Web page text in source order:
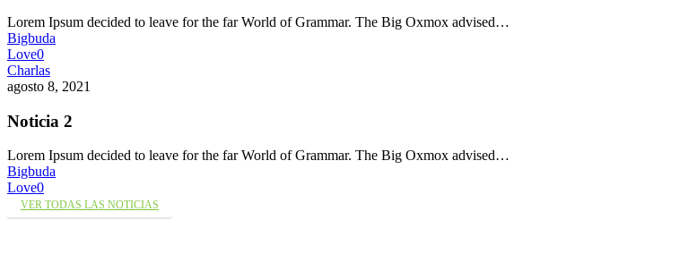
Lorem Ipsum decided to leave for the far World of Grammar. The Big Oxmox advised…
Bigbuda
Love0
Charlas
agosto 8, 2021
Noticia 2
Lorem Ipsum decided to leave for the far World of Grammar. The Big Oxmox advised…
Bigbuda
Love0
VER TODAS LAS NOTICIAS